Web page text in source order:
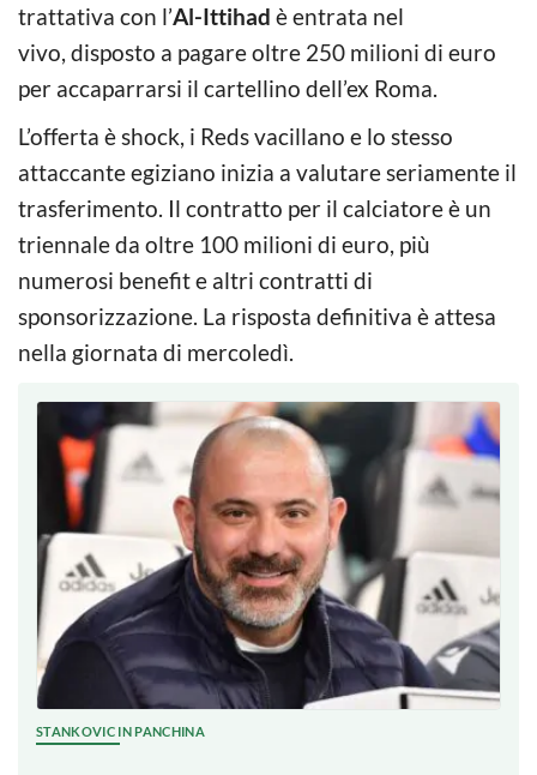
trattativa con l’Al-Ittihad è entrata nel
vivo, disposto a pagare oltre 250 milioni di euro
per accaparrarsi il cartellino dell’ex Roma.
L’offerta è shock, i Reds vacillano e lo stesso
attaccante egiziano inizia a valutare seriamente il
trasferimento. Il contratto per il calciatore è un
triennale da oltre 100 milioni di euro, più
numerosi benefit e altri contratti di
sponsorizzazione. La risposta definitiva è attesa
nella giornata di mercoledì.
STANKOVIC IN PANCHINA